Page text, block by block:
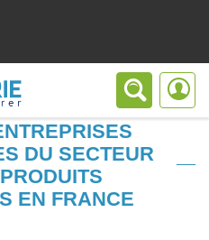
DU SECTEUR
EN FRANCE